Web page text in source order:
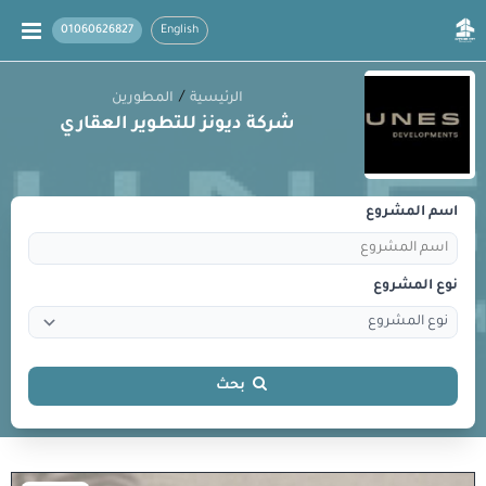
English
01060626827
الرئيسية / المطورين
شركة ديونز للتطوير العقاري
اسم المشروع
نوع المشروع
بحث